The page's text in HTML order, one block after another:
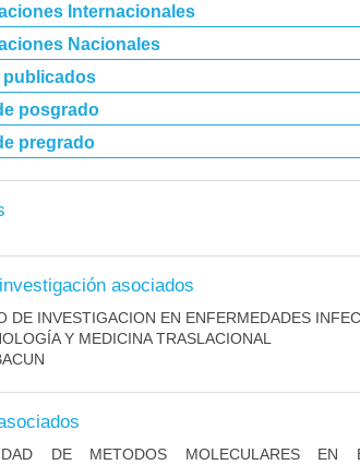
Internacionales
Nacionales
publicados
posgrado
pregrado
asociados
DE INVESTIGACION EN ENFERMEDADES
Y MEDICINA TRASLACIONAL
DE METODOS MOLECULARES